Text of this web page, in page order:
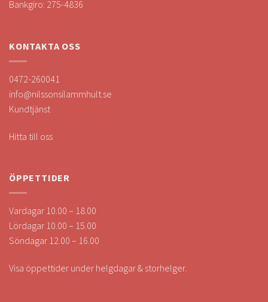
Bankgiro: 275-4836
KONTAKTA OSS
0472-260041
info@nilssonsilammhult.se
Kundtjänst
Hitta till oss
ÖPPETTIDER
Vardagar 10.00 – 18.00
Lördagar 10.00 – 15.00
Söndagar 12.00 – 16.00
Visa öppettider under helgdagar & storhelger.